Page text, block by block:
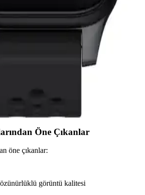
ve TCL MT46X çocuk akıllı saatlerinin
ve performansları detaylı şekilde
seçimi yapmanız için rehberlik sağlanıyor.
MT46X Akıllı Çocuk Saatleri
Özellikleri
Öne Çıkanlar
öne çıkanlar:
görüntü kalitesi